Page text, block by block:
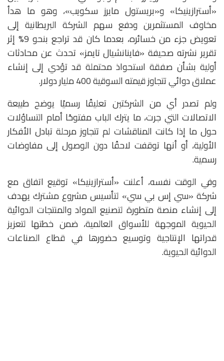
«أسترازينيكا» و«بريستول مايرز سكويب»، وهو ما هدأ
مخاوف المستثمرين ودفع سهم الشركة البريطانية إلى
تعويض جزء من خسائره، بعدما كان قد تراجع بنحو 9% إثر
تقرير نشرته صحيفة «فاينانشيال تايمز» تحدث عن محادثات
أولية بشأن صفقة استحواذ محتملة قد تؤدي إلى إنشاء
عملاق دوائي تتجاوز قيمته السوقية 400 مليار دولار.
ولم تصدر أي من الشركتين تعليقًا رسميًا يوضح طبيعة
الاتصالات التي جرت، ما يترك الباب مفتوحًا أمام التساؤلات
حول ما إذا كانت المناقشات لم تتجاوز مرحلة تبادل الأفكار
الأولية، أو أنها توقفت لاحقًا دون الوصول إلى مفاوضات
رسمية.
وفي الوقت نفسه، أعلنت «أسترازينيكا» توقيع اتفاق مع
شركة «سي إس بي سي» لتأسيس مشروع مشترك يهدف
إلى إنشاء منصة متطورة لتصنيع المواد والمنتجات الدوائية
الحيوية الموجهة للأسواق العالمية، ضمن خطتها لتعزيز
قدراتها الإنتاجية وتوسيع حضورها في قطاع الصناعات
الدوائية الحيوية.